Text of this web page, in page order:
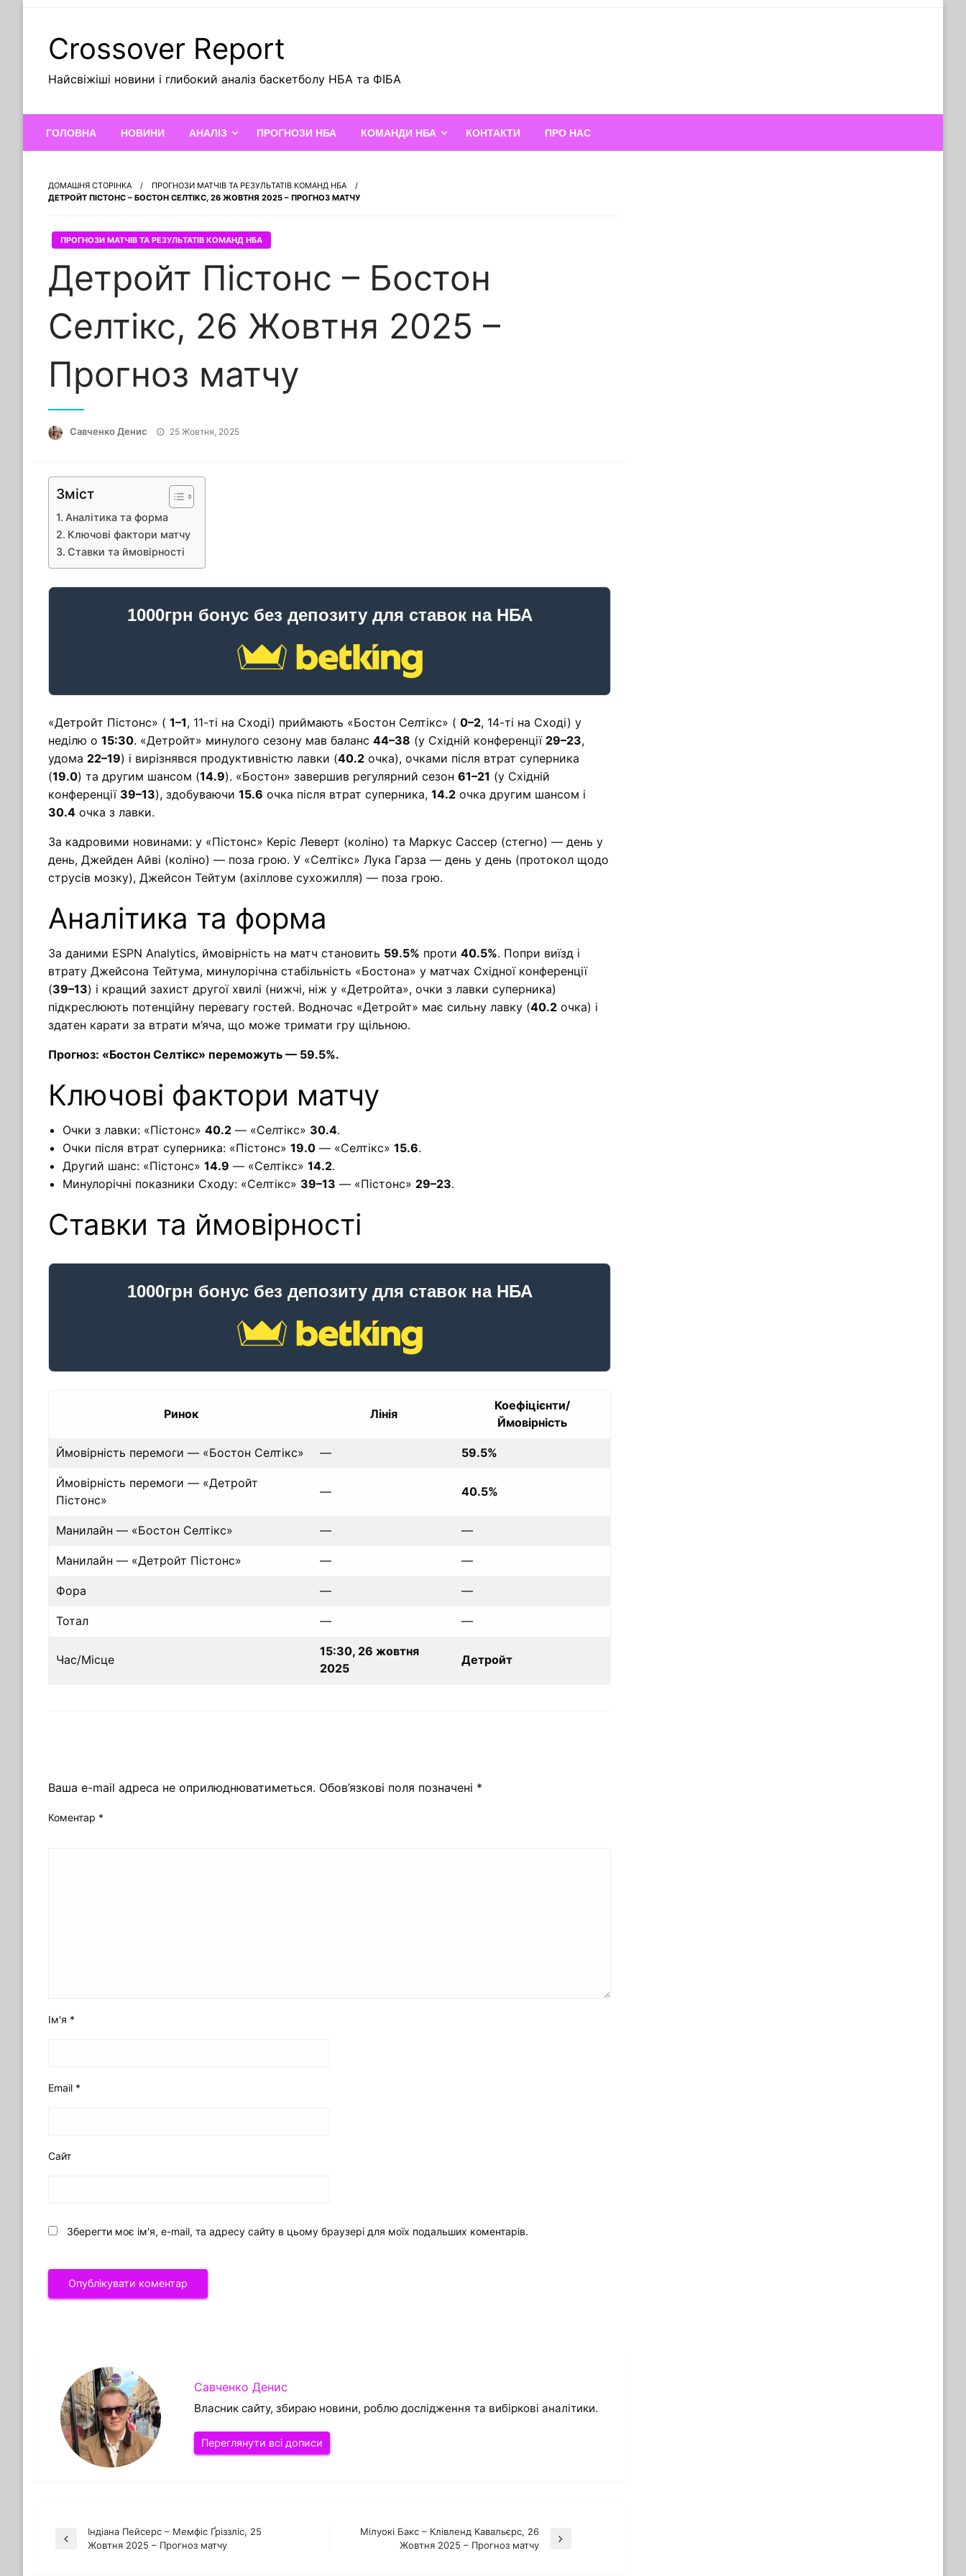
Crossover Report
Найсвіжіші новини і глибокий аналіз баскетболу НБА та ФІБА
ГОЛОВНА НОВИНИ АНАЛІЗ ПРОГНОЗИ НБА КОМАНДИ НБА КОНТАКТИ ПРО НАС
ДОМАШНЯ СТОРІНКА
ПРОГНОЗИ МАТЧІВ ТА РЕЗУЛЬТАТІВ КОМАНД НБА
ДЕТРОЙТ ПІСТОНС – БОСТОН СЕЛТІКС, 26 ЖОВТНЯ 2025 – ПРОГНОЗ МАТЧУ
ПРОГНОЗИ МАТЧІВ ТА РЕЗУЛЬТАТІВ КОМАНД НБА
Детройт Пістонс – Бостон
Селтікс, 26 Жовтня 2025 –
Прогноз матчу
Савченко Денис Опубліковано
25 Жовтня, 2025
Зміст
Аналітика та форма
Ключові фактори матчу
Ставки та ймовірності
1000грн бонус без депозиту для ставок на НБА
«Детройт Пістонс» ( 1–1, 11-ті на Сході) приймають «Бостон Селтікс» ( 0–2, 14-ті на Сході) у
неділю о 15:30. «Детройт» минулого сезону мав баланс 44–38 (у Східній конференції 29–23,
удома 22–19) і вирізнявся продуктивністю лавки (40.2 очка), очками після втрат суперника
(19.0) та другим шансом (14.9). «Бостон» завершив регулярний сезон 61–21 (у Східній
конференції 39–13), здобуваючи 15.6 очка після втрат суперника, 14.2 очка другим шансом і
30.4 очка з лавки.
За кадровими новинами: у «Пістонс» Керіс Леверт (коліно) та Маркус Сассер (стегно) — день у
день, Джейден Айві (коліно) — поза грою. У «Селтікс» Лука Гарза — день у день (протокол щодо
струсів мозку), Джейсон Тейтум (ахіллове сухожилля) — поза грою.
Аналітика та форма
За даними ESPN Analytics, ймовірність на матч становить 59.5% проти 40.5%. Попри виїзд і
втрату Джейсона Тейтума, минулорічна стабільність «Бостона» у матчах Східної конференції
(39–13) і кращий захист другої хвилі (нижчі, ніж у «Детройта», очки з лавки суперника)
підкреслюють потенційну перевагу гостей. Водночас «Детройт» має сильну лавку (40.2 очка) і
здатен карати за втрати м’яча, що може тримати гру щільною.
Прогноз: «Бостон Селтікс» переможуть — 59.5%.
Ключові фактори матчу
Очки з лавки: «Пістонс» 40.2 — «Селтікс» 30.4.
Очки після втрат суперника: «Пістонс» 19.0 — «Селтікс» 15.6.
Другий шанс: «Пістонс» 14.9 — «Селтікс» 14.2.
Минулорічні показники Сходу: «Селтікс» 39–13 — «Пістонс» 29–23.
Ставки та ймовірності
1000грн бонус без депозиту для ставок на НБА
Ринок Лінія
Коефіцієнти/
Ймовірність
Ймовірність перемоги — «Бостон Селтікс» — 59.5%
Ймовірність перемоги — «Детройт
Пістонс»
— 40.5%
Манилайн — «Бостон Селтікс» — —
Манилайн — «Детройт Пістонс» — —
Фора — —
Тотал — —
Час/Місце
15:30, 26 жовтня
2025
Детройт
Ваша e-mail адреса не оприлюднюватиметься. Обов’язкові поля позначені *
Коментар *
Ім'я *
Email *
Сайт
Зберегти моє ім'я, e-mail, та адресу сайту в цьому браузері для моїх подальших коментарів.
Савченко Денис
Власник сайту, збираю новини, роблю дослідження та вибіркові аналітики.
Переглянути всі дописи
Навігація
Попередній
Індіана Пейсерс – Мемфіс Ґріззліс, 25
Жовтня 2025 – Прогноз матчу
Мілуокі Бакс – Клівленд Кавальєрс, 26
Жовтня 2025 – Прогноз матчу